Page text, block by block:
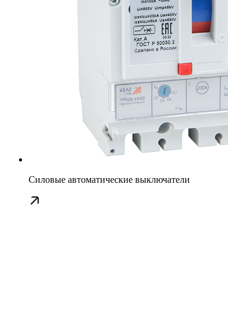
Силовые автоматические выключатели